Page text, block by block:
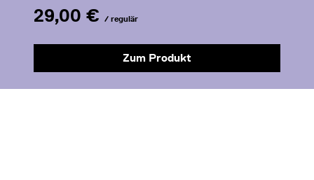
29,00 € / regulär
Zum Produkt